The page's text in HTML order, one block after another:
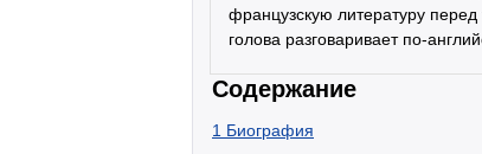
французскую литературу
голова разговаривает по-
Содержание
1 Биография